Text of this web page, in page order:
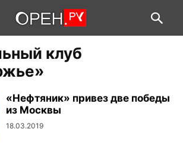
клуб
«Нефтяник» привез две победы
из Москвы
18.03.2019